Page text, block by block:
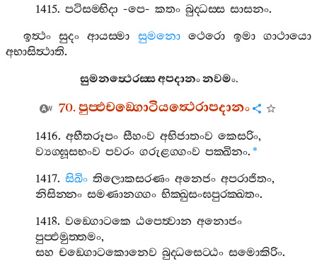
1415.පටිසම‍්භිදා -පෙ-කතං බුද‍්ධස‍්ස සාසනං.
ඉත්‍ථං
සුදං ආයස‍්මා සුමනො ථෙරො ඉමා
ගාථායො
අභාසිත්‍ථාති.
සුමනත්‍ථෙරස‍්සඅපදානංනවමං.
70.පුප‍්ඵචඞ‍්ගොටියත්‍ථෙරාපදානං
1416.අභීතරූපං සීහංව අභිජාතංව කෙසරිං,
ව්‍යග‍්ඝූසභංව පවරං ගරුළග‍්ගංව පක‍්ඛිනං. *
1417.සිඛිං තිලොකසරණං අනෙජං අපරාජිතං,
නිසින‍්නං සමණානග‍්ගං භික‍්ඛුසංඝපුරක‍්ඛතං.
1418.වඞ‍්ගොටකෙ ඨපෙත්‍වාන අනොජං
පුප‍්ඵමුත‍්තමං,
සහ චඞ‍්ගොටකොනෙව බුද‍්ධසෙට‍්ඨං සමොකිරිං.